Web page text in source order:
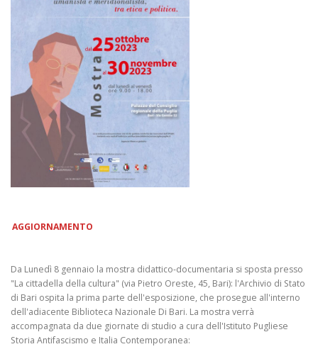
AGGIORNAMENTO
Da Lunedì 8 gennaio la mostra didattico-documentaria si sposta presso
"La cittadella della cultura" (via Pietro Oreste, 45, Bari): l'Archivio di Stato
di Bari ospita la prima parte dell'esposizione, che prosegue all'interno
dell'adiacente Biblioteca Nazionale Di Bari. La mostra verrà
accompagnata da due giornate di studio a cura dell'Istituto Pugliese
Storia Antifascismo e Italia Contemporanea: